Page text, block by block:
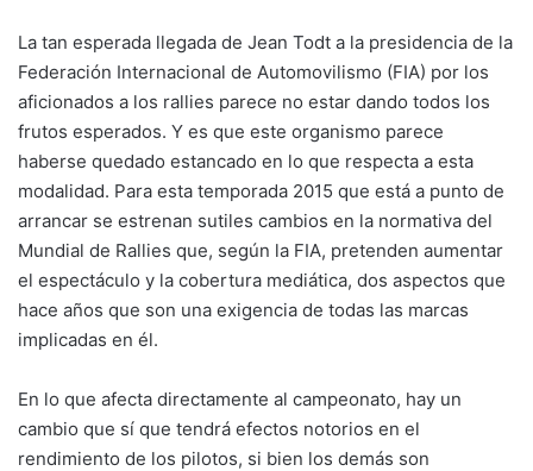
La tan esperada llegada de Jean Todt a la presidencia de la
Federación Internacional de Automovilismo (FIA) por los
aficionados a los rallies parece no estar dando todos los
frutos esperados. Y es que este organismo parece
haberse quedado estancado en lo que respecta a esta
modalidad. Para esta temporada 2015 que está a punto de
arrancar se estrenan sutiles cambios en la normativa del
Mundial de Rallies que, según la FIA, pretenden aumentar
el espectáculo y la cobertura mediática, dos aspectos que
hace años que son una exigencia de todas las marcas
implicadas en él.
En lo que afecta directamente al campeonato, hay un
cambio que sí que tendrá efectos notorios en el
rendimiento de los pilotos, si bien los demás son